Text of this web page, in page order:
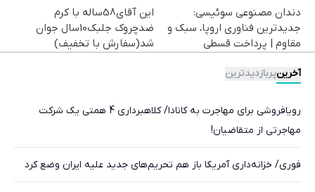
دندان مصنوعی سوئیسی:
جدیدترین فناوری اروپا، سبک و
مقاوم | پرداخت قسطی
این آقای58ساله با کرم
ضدچروک جلبک10سال جوان
شد(سفارش با تخفیف)
آخرینپربازدیدترین
رویافروشی برای مهاجرت به کانادا/ کلاهبرداری 4 همتی یک شرکت
مهاجرتی از متقاضیان!
فوری/ خزانه‌داری آمریکا باز هم تحریم‌های جدید علیه ایران وضع کرد